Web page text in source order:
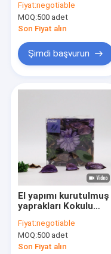
110g
Fiyat:negotiable
MOQ:500 adet
Son Fiyat alın
Şimdi başvurun
El yapımı kurutulmuş
yaprakları Kokulu
Poşet 90g
Fiyat:negotiable
MOQ:500 adet
Son Fiyat alın